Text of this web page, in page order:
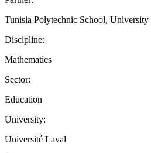
Tunisia Polytechnic School, University
Discipline:
Mathematics
Sector:
Education
University:
Université Laval